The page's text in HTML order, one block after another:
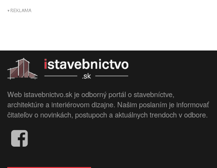
Web istavebnictvo.sk je odborný portál o stavebníctve,
architektúre a interiérovom dizajne. Našim poslaním je informovať
čitateľov o novinkách, postupoch a aktuálnych trendoch v odbore.